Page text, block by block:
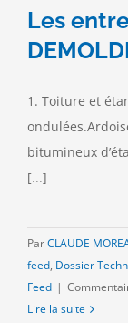
Les
1. Toiture et
bitumineux
[...]
ParCLAUDE
feed, Dossier
Feed |
Lire la suite